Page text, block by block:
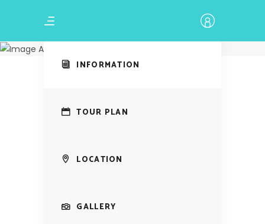
Marbella
INFORMATION
TOUR PLAN
LOCATION
GALLERY